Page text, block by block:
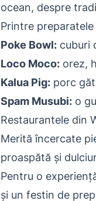
ocean, despre
Printre
Poke Bowl: cuburi
Loco Moco: orez,
Kalua Pig: porc
Spam Musubi: o
Restaurantele din
Merită încercate
proaspătă și
Pentru o
și un festin de